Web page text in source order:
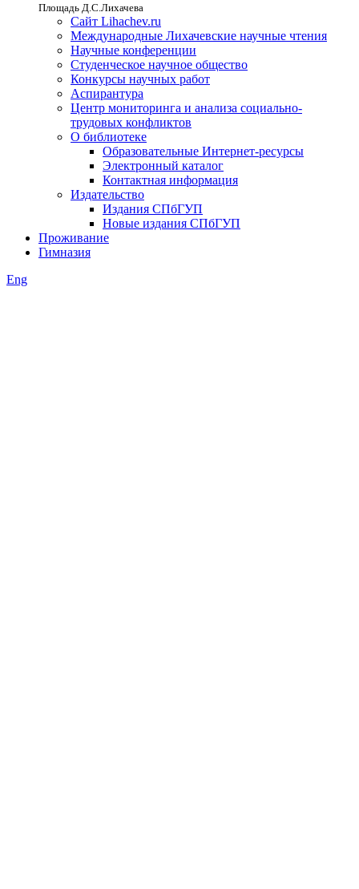
Площадь Д.С.Лихачева
Сайт Lihachev.ru
Международные Лихачевские научные чтения
Научные конференции
Студенческое научное общество
Конкурсы научных работ
Аспирантура
Центр мониторинга и анализа социально-
трудовых конфликтов
О библиотеке
Образовательные Интернет-ресурсы
Электронный каталог
Контактная информация
Издательство
Издания СПбГУП
Новые издания СПбГУП
Проживание
Гимназия
Eng